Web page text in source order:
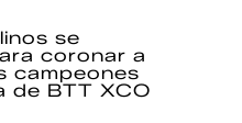
se
coronar a
campeones
de BTT XCO